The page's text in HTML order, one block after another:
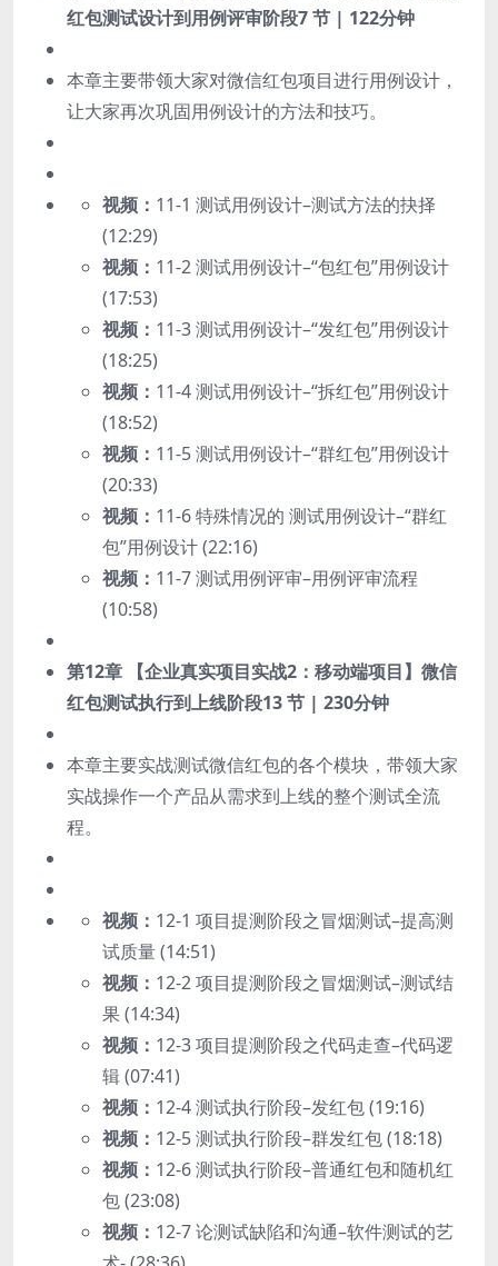
红包测试设计到用例评审阶段7 节 | 122分钟
本章主要带领大家对微信红包项目进行用例设计，
让大家再次巩固用例设计的方法和技巧。
视频： 11-1 测试用例设计–测试方法的抉择
(12:29)
视频： 11-2 测试用例设计–“包红包”用例设计
(17:53)
视频： 11-3 测试用例设计–“发红包”用例设计
(18:25)
视频： 11-4 测试用例设计–“拆红包”用例设计
(18:52)
视频： 11-5 测试用例设计–“群红包”用例设计
(20:33)
视频： 11-6 特殊情况的 测试用例设计–“群红
包”用例设计 (22:16)
视频： 11-7 测试用例评审–用例评审流程
(10:58)
第12章 【企业真实项目实战2：移动端项目】微信
红包测试执行到上线阶段13 节 | 230分钟
本章主要实战测试微信红包的各个模块，带领大家
实战操作一个产品从需求到上线的整个测试全流
程。
视频： 12-1 项目提测阶段之冒烟测试–提高测
试质量 (14:51)
视频： 12-2 项目提测阶段之冒烟测试–测试结
果 (14:34)
视频： 12-3 项目提测阶段之代码走查–代码逻
辑 (07:41)
视频： 12-4 测试执行阶段–发红包 (19:16)
视频： 12-5 测试执行阶段–群发红包 (18:18)
视频： 12-6 测试执行阶段–普通红包和随机红
包 (23:08)
视频： 12-7 论测试缺陷和沟通–软件测试的艺